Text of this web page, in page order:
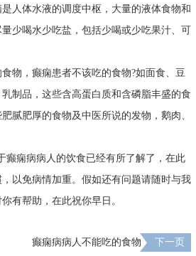
人体水液的调度中枢，大量的液体食物和
少喝水少吃盐，包括少喝或少吃果汁、可
物，癫痫患者不该吃的食物?如面食、豆
制品，这些含高蛋白质和含磷脂丰盛的食
腻肥厚的食物及中医所说的发物，鹅肉、
癫痫病病人的饮食已经有所了解了，在此
以免病情加重。假如还有问题请随时与我
有帮助，在此祝你早日。
癫痫病病人不能吃的食物 下一页